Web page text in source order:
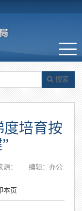
搜索
度培育按
：
编辑：办公
本页